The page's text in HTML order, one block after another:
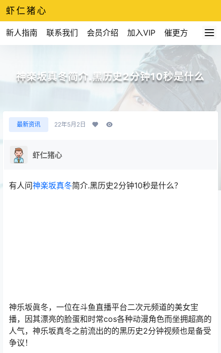
虾仁猪心
新人指南 联系我们 会员介绍 加入VIP 催更方式
神楽坂真冬简介.黑历史2分钟10秒是什么
最新资讯 22年5月2日
虾仁猪心
有人问神楽坂真冬简介.黑历史2分钟10秒是什么？
神乐坂眞冬，一位在斗鱼直播平台二次元频道的美女宔
播，因其漂亮的脸蛋和时常cos各种动漫角色而坐拥超高的
人气，神乐坂真冬之前流出的的黑历史2分钟视频也是备受
争议！